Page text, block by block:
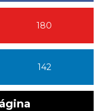
180
142